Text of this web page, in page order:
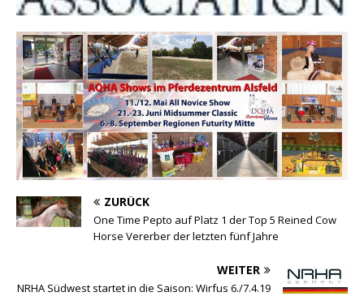
ZURÜCK
One Time Pepto auf Platz 1 der Top 5 Reined Cow
Horse Vererber der letzten fünf Jahre
WEITER
NRHA Südwest startet in die Saison: Wirfus 6./7.4.19